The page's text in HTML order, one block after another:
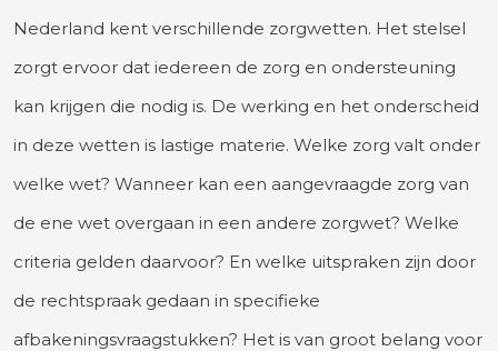
Nederland kent verschillende zorgwetten. Het stelsel
zorgt ervoor dat iedereen de zorg en ondersteuning
kan krijgen die nodig is. De werking en het onderscheid
in deze wetten is lastige materie. Welke zorg valt onder
welke wet? Wanneer kan een aangevraagde zorg van
de ene wet overgaan in een andere zorgwet? Welke
criteria gelden daarvoor? En welke uitspraken zijn door
de rechtspraak gedaan in specifieke
afbakeningsvraagstukken? Het is van groot belang voor